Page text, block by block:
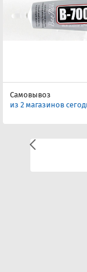
Самовывоз
из 2 магазинов